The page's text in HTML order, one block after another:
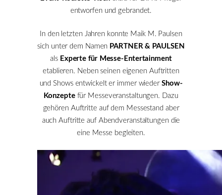
entworfen und gebrandet.
In den letzten Jahren konnte Maik M. Paulsen
sich unter dem Namen PARTNER & PAULSEN
als Experte für Messe-Entertainment
etablieren. Neben seinen eigenen Auftritten
und Shows entwickelt er immer wieder Show-
Konzeptefür Messeveranstaltungen. Dazu
gehören Auftritte auf dem Messestand aber
auch Auftritte auf Abendveranstaltungen die
eine Messe begleiten.